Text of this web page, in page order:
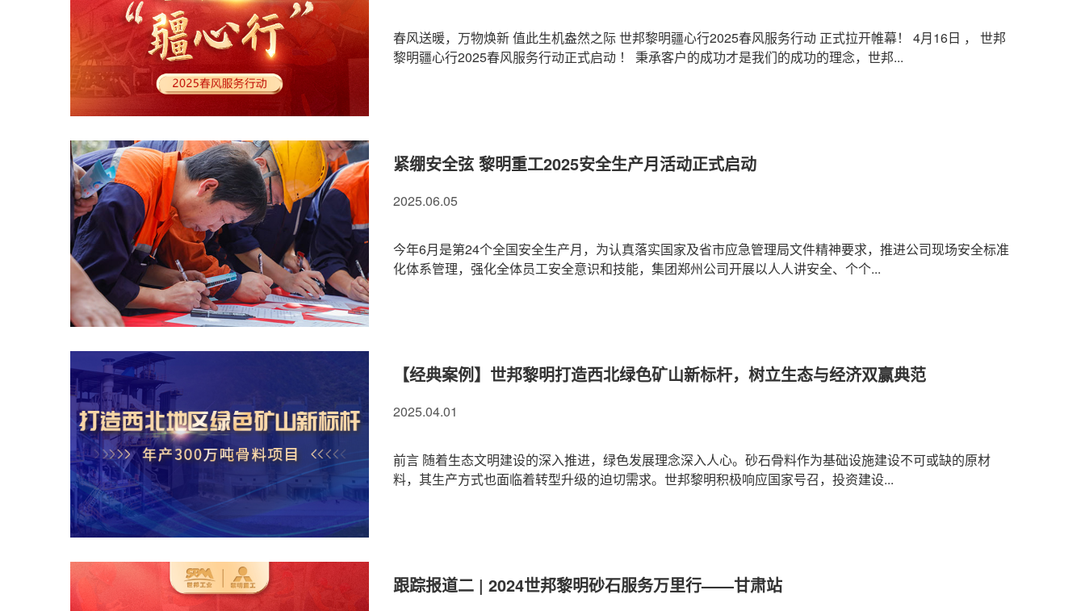
春风送暖，万物焕新 值此生机盎然之际 世邦黎明疆心行2025春风服务行动 正式拉开帷幕！ 4月16日 ， 世邦
黎明疆心行2025春风服务行动正式启动 ！ 秉承客户的成功才是我们的成功的理念，世邦...
紧绷安全弦 黎明重工2025安全生产月活动正式启动
2025.06.05
今年6月是第24个全国安全生产月，为认真落实国家及省市应急管理局文件精神要求，推进公司现场安全标准
化体系管理，强化全体员工安全意识和技能，集团郑州公司开展以人人讲安全、个个...
【经典案例】世邦黎明打造西北绿色矿山新标杆，树立生态与经济双赢典范
2025.04.01
前言 随着生态文明建设的深入推进，绿色发展理念深入人心。砂石骨料作为基础设施建设不可或缺的原材
料，其生产方式也面临着转型升级的迫切需求。世邦黎明积极响应国家号召，投资建设...
跟踪报道二 | 2024世邦黎明砂石服务万里行——甘肃站